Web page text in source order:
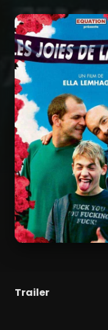
Trailer